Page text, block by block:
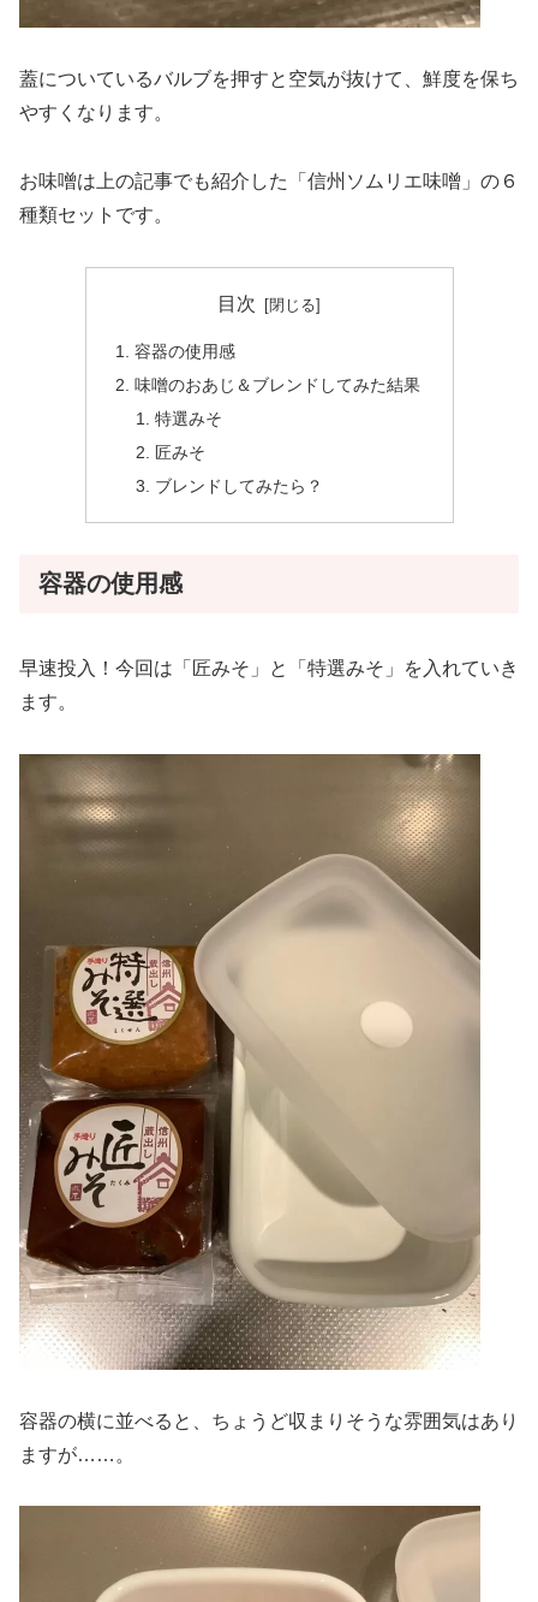
蓋についているバルブを押すと空気が抜けて、鮮度を保ち
やすくなります。
お味噌は上の記事でも紹介した「信州ソムリエ味噌」の６
種類セットです。
目次
容器の使用感
味噌のおあじ＆ブレンドしてみた結果
特選みそ
匠みそ
ブレンドしてみたら？
容器の使用感
早速投入！今回は「匠みそ」と「特選みそ」を入れていき
ます。
容器の横に並べると、ちょうど収まりそうな雰囲気はあり
ますが……。